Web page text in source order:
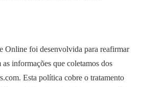
Online foi desenvolvida para reafirmar
informações que coletamos dos
Esta política cobre o tratamento